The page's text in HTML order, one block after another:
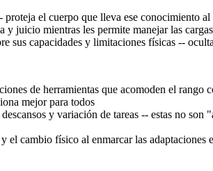
proteja el cuerpo que lleva ese conocimiento
y juicio mientras les permite manejar las
sus capacidades y limitaciones físicas --
de herramientas que acomoden el
mejor para todos
y variación de tareas -- estas no
el cambio físico al enmarcar las